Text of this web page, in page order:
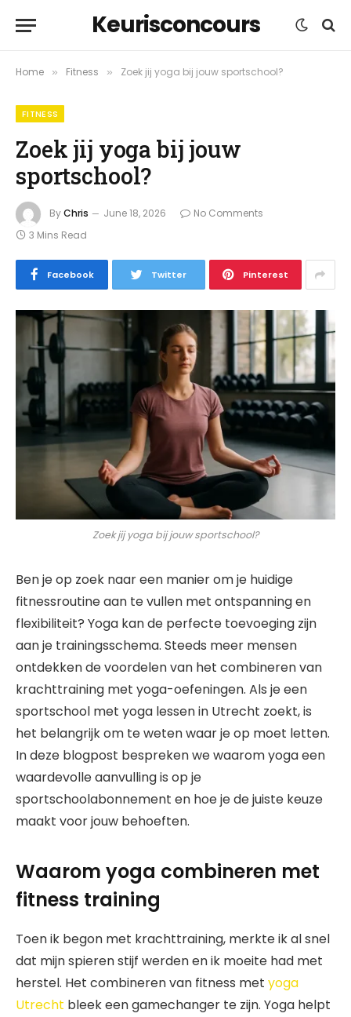
Keurisconcours
Home » Fitness » Zoek jij yoga bij jouw sportschool?
FITNESS
Zoek jij yoga bij jouw
sportschool?
ByChris June 18, 2026
No Comments
3 Mins Read
Facebook Twitter Pinterest
Zoek jij yoga bij jouw sportschool?
Ben je op zoek naar een manier om je huidige
fitnessroutine aan te vullen met ontspanning en
flexibiliteit? Yoga kan de perfecte toevoeging zijn
aan je trainingsschema. Steeds meer mensen
ontdekken de voordelen van het combineren van
krachttraining met yoga-oefeningen. Als je een
sportschool met yoga lessen in Utrecht zoekt, is
het belangrijk om te weten waar je op moet letten.
In deze blogpost bespreken we waarom yoga een
waardevolle aanvulling is op je
sportschoolabonnement en hoe je de juiste keuze
maakt voor jouw behoeften.
Waarom yoga combineren met
fitness training
Toen ik begon met krachttraining, merkte ik al snel
dat mijn spieren stijf werden en ik moeite had met
herstel. Het combineren van fitness met yoga
Utrecht bleek een gamechanger te zijn. Yoga helpt